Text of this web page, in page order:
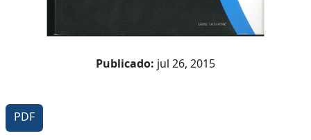
Publicado: jul 26, 2015
PDF